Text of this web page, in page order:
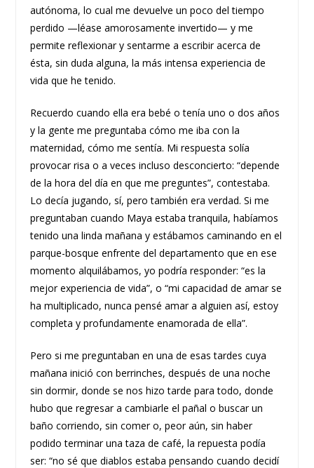
autónoma, lo cual me devuelve un poco del tiempo
perdido —léase amorosamente invertido— y me
permite reflexionar y sentarme a escribir acerca de
ésta, sin duda alguna, la más intensa experiencia de
vida que he tenido.
Recuerdo cuando ella era bebé o tenía uno o dos años
y la gente me preguntaba cómo me iba con la
maternidad, cómo me sentía. Mi respuesta solía
provocar risa o a veces incluso desconcierto: “depende
de la hora del día en que me preguntes”, contestaba.
Lo decía jugando, sí, pero también era verdad. Si me
preguntaban cuando Maya estaba tranquila, habíamos
tenido una linda mañana y estábamos caminando en el
parque-bosque enfrente del departamento que en ese
momento alquilábamos, yo podría responder: “es la
mejor experiencia de vida”, o “mi capacidad de amar se
ha multiplicado, nunca pensé amar a alguien así, estoy
completa y profundamente enamorada de ella”.
Pero si me preguntaban en una de esas tardes cuya
mañana inició con berrinches, después de una noche
sin dormir, donde se nos hizo tarde para todo, donde
hubo que regresar a cambiarle el pañal o buscar un
baño corriendo, sin comer o, peor aún, sin haber
podido terminar una taza de café, la repuesta podía
ser: “no sé que diablos estaba pensando cuando decidí